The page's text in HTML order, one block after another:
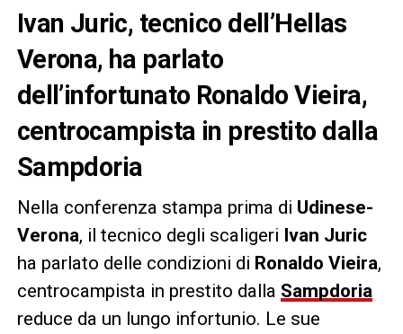
Ivan Juric, tecnico dell’Hellas
Verona, ha parlato
dell’infortunato Ronaldo Vieira,
centrocampista in prestito dalla
Sampdoria
Nella conferenza stampa prima di Udinese-
Verona, il tecnico degli scaligeri Ivan Juric
ha parlato delle condizioni di Ronaldo Vieira,
centrocampista in prestito dalla Sampdoria
reduce da un lungo infortunio. Le sue